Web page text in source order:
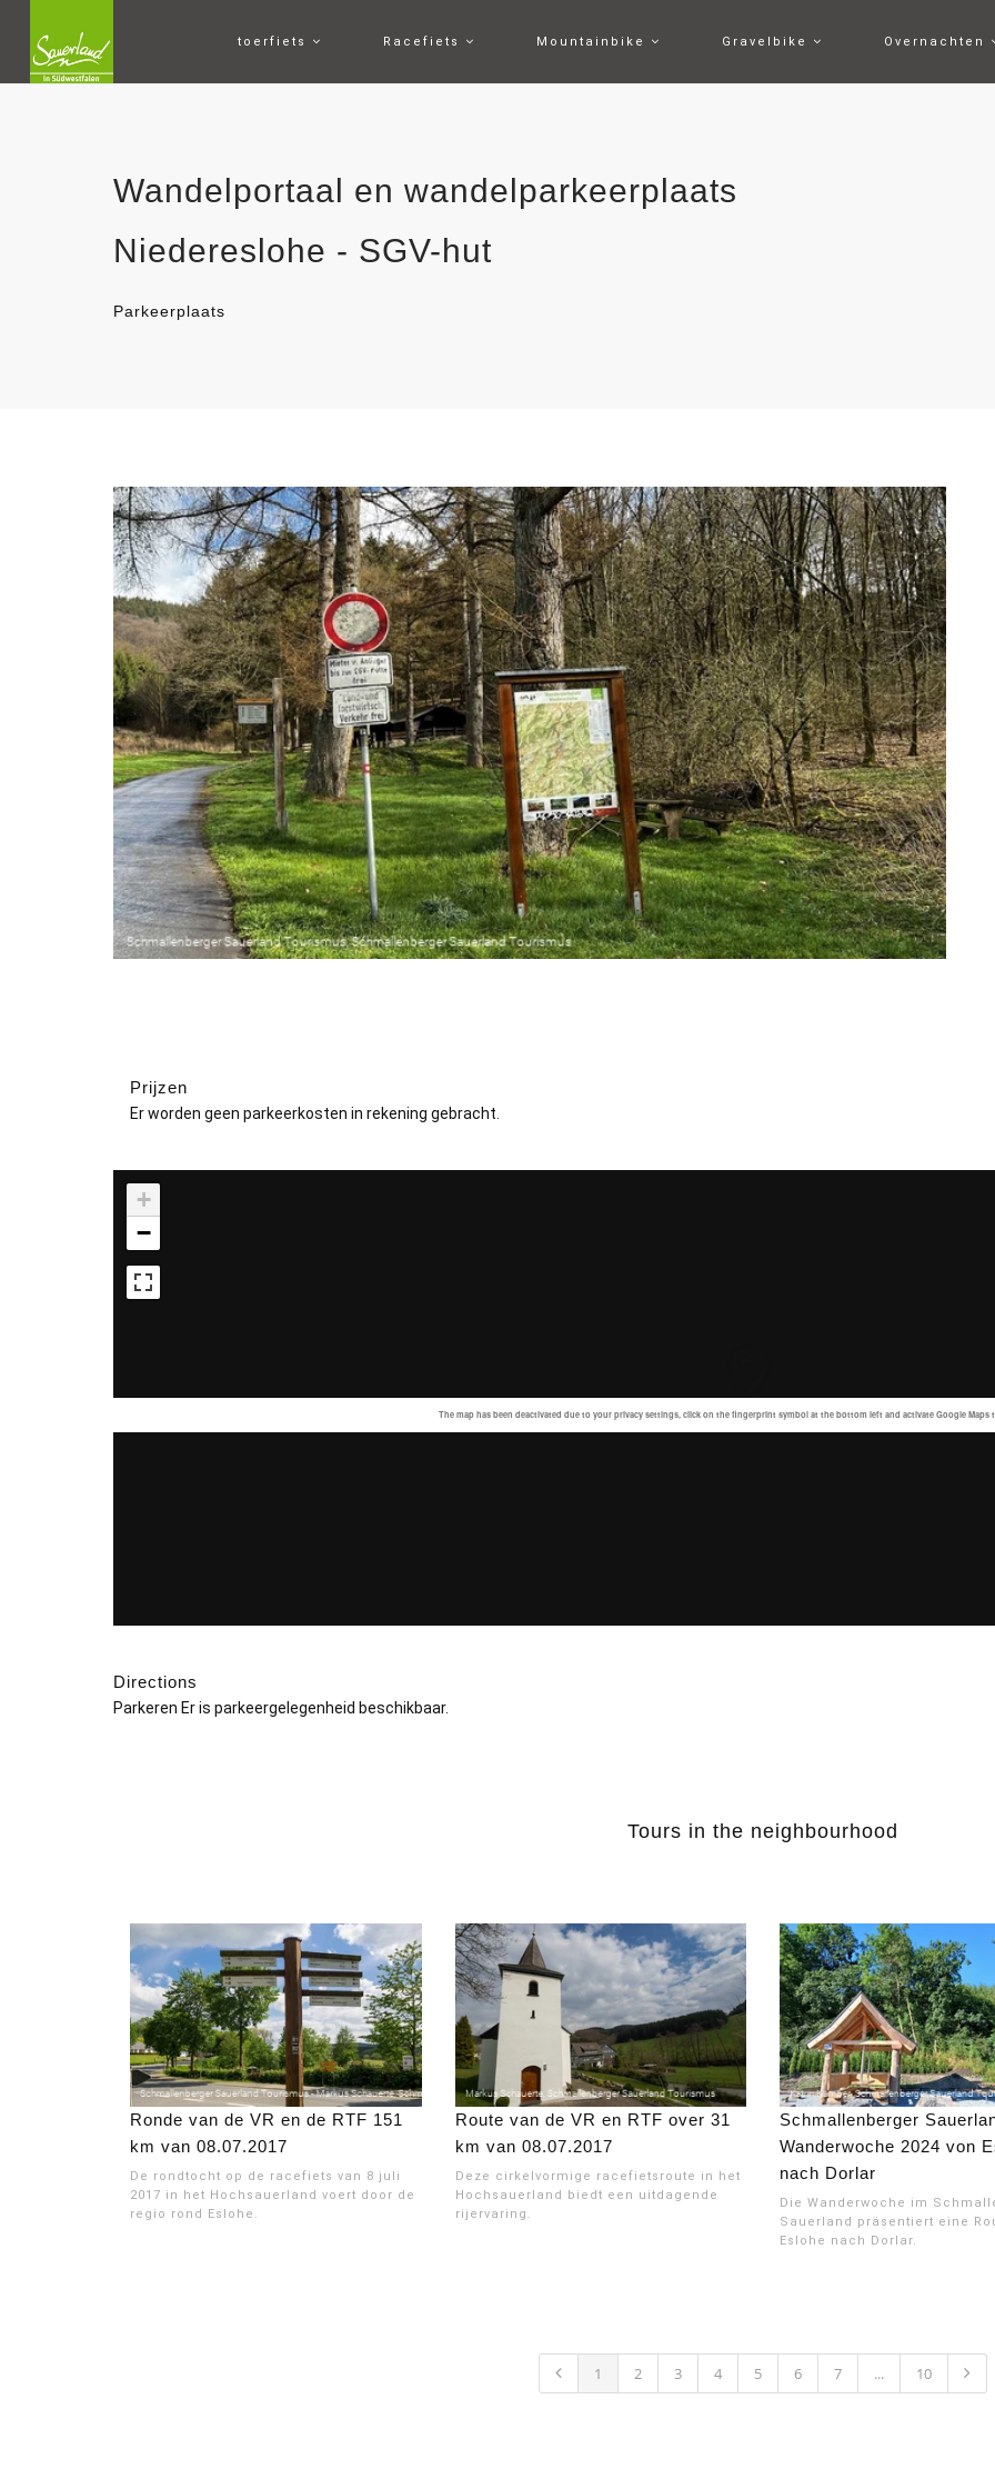
toerfiets Racefiets Mountainbike Gravelbike Overnachten
Wandelportaal en wandelparkeerplaats
Niedereslohe - SGV-hut
Parkeerplaats
Prijzen
Er worden geen parkeerkosten in rekening gebracht.
The map has been deactivated due to your privacy settings, click on the fingerprint symbol at the bottom left and activate Google Maps
+
−
Directions
Parkeren Er is parkeergelegenheid beschikbaar.
Tours in the neighbourhood
Ronde van de VR en de RTF 151
km van 08.07.2017
De rondtocht op de racefiets van 8 juli
2017 in het Hochsauerland voert door de
regio rond Eslohe.
Route van de VR en RTF over 31
km van 08.07.2017
Deze cirkelvormige racefietsroute in het
Hochsauerland biedt een uitdagende
rijervaring.
Schmallenberger
Wanderwoche 2024 von
nach Dorlar
Die Wanderwoche im
Sauerland präsentiert eine
Eslohe nach Dorlar.
1 2 3 4 5 6 7 ... 10